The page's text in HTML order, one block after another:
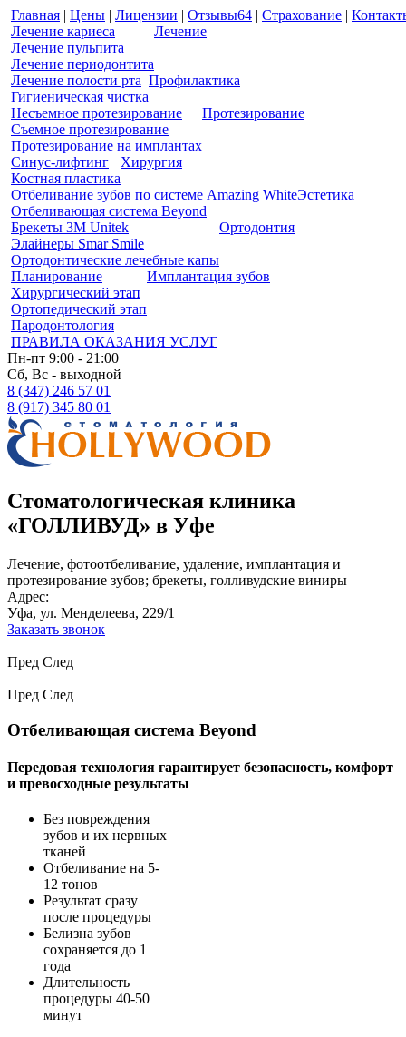
Главная | Цены | Лицензии | Отзывы64 | Страхование |
Лечение
Лечение кариеса
Лечение пульпита
Лечение периодонтита
Профилактика
Лечение полости рта
Гигиеническая чистка
Протезирование
Несъемное протезирование
Съемное протезирование
Протезирование на имплантах
Хирургия
Синус-лифтинг
Костная пластика
Эстетика
Отбеливание зубов по системе Amazing White
Отбеливающая система Beyond
Ортодонтия
Брекеты 3M Unitek
Элайнеры Smar Smile
Ортодонтические лечебные капы
Имплантация зубов
Планирование
Хирургический этап
Ортопедический этап
Пародонтология
ПРАВИЛА ОКАЗАНИЯ УСЛУГ
Пн-пт 9:00 - 21:00
Сб, Вс - выходной
8 (347) 246 57 01
8 (917) 345 80 01
Стоматологическая клиника
«ГОЛЛИВУД» в Уфе
Лечение, фотоотбеливание, удаление, имплантация и
протезирование зубов; брекеты, голливудские виниры
Адрес:
Уфа, ул. Менделеева, 229/1
Заказать звонок
Пред След
Пред След
Отбеливающая система Beyond
Передовая технология гарантирует безопасность, комфорт
и превосходные результаты
Без повреждения
зубов и их нервных
тканей
Отбеливание на 5-
12 тонов
Результат сразу
после процедуры
Белизна зубов
сохраняется до 1
года
Длительность
процедуры 40-50
минут